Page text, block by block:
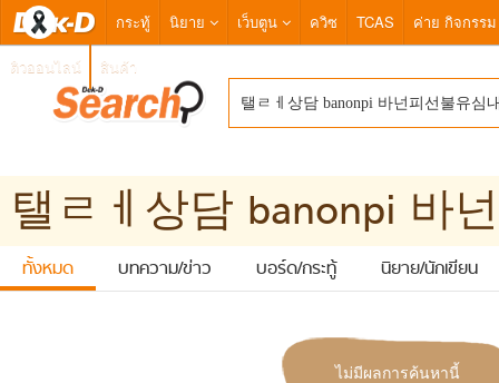
กระทู้ นิยาย เว็บตูน ควิซ TCAS ค่าย กิจกรรม
ติวออนไลน์ สินค้า
ทั้งหมด บทความ/ข่าว บอร์ด/กระทู้ นิยาย/นักเขียน
ไม่มีผลการค้นหานี้